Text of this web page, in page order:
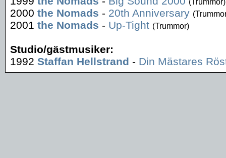
(Trummor)
2000 the Nomads - 20th Anniversary
2001 the Nomads - Up-Tight (Trummor)
Studio/gästmusiker:
1992 Staffan Hellstrand - Din Mästares